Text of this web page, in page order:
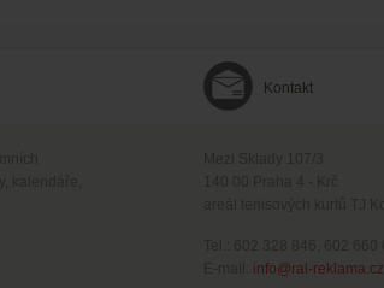
Kontakt
info@ral-reklama.cz